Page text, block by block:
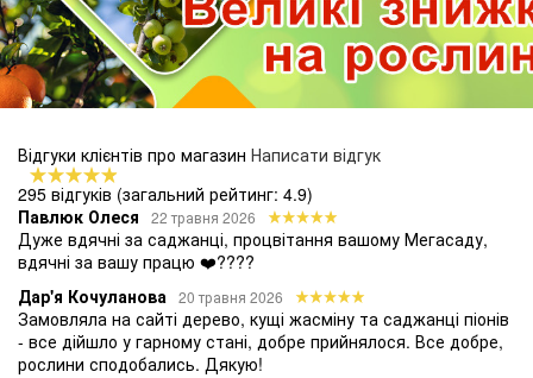
Відгуки клієнтів про магазин Написати відгук
295 відгуків (загальний рейтинг: 4.9)
Павлюк Олеся
22 травня 2026
Дуже вдячні за саджанці, процвітання вашому Мегасаду,
вдячні за вашу працю ❤️????
Дар'я Кочуланова 20 травня 2026
Замовляла на сайті дерево, кущі жасміну та саджанці піонів
- все дійшло у гарному стані, добре прийнялося. Все добре,
рослини сподобались. Дякую!